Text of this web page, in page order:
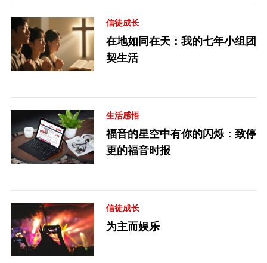
信徒成长
在地如同在天：我的七年小组团
契生活
生活感悟
福音的星空中有你的闪烁：致停
更的福音时报
信徒成长
为主而娱乐